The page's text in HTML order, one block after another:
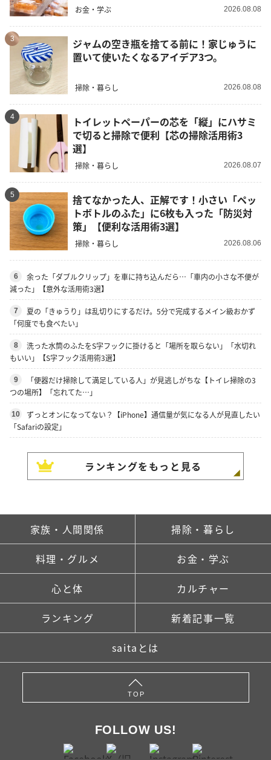
お金・学ぶ 2026.08.08
3
ジャムの空き瓶を捨てる前に！家じゅうに
置いて使いたくなるアイデア3つ。
掃除・暮らし 2026.08.08
4
トイレットペーパーの芯を「縦」にハサミ
で切ると掃除で便利【芯の掃除活用術3
選】
掃除・暮らし 2026.08.07
5
捨てなかった人、正解です！小さい「ペッ
トボトルのふた」に6枚も入った「防災対
策」【便利な活用術3選】
掃除・暮らし 2026.08.06
6
余った「ダブルクリップ」を車に持ち込んだら…「車内の小さな不便が
減った」【意外な活用術3選】
7
夏の「きゅうり」は乱切りにするだけ。5分で完成するメイン級おかず
「何度でも食べたい」
8
洗った水筒のふたをS字フックに掛けると「場所を取らない」「水切れ
もいい」【S字フック活用術3選】
9
「便器だけ掃除して満足している人」が見逃しがちな【トイレ掃除の3
つの場所】「忘れてた…」
10
ずっとオンになってない？【iPhone】通信量が気になる人が見直したい
「Safariの設定」
ランキングをもっと見る
家族・人間関係 掃除・暮らし
料理・グルメ お金・学ぶ
心と体 カルチャー
ランキング 新着記事一覧
saitaとは
TOP
FOLLOW US!